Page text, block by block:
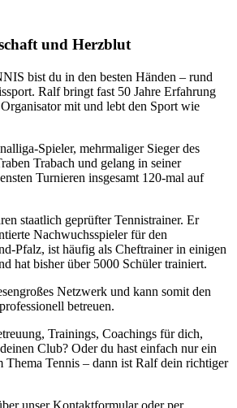
und Herzblut
bist du in den besten Händen – rund
Ralf bringt fast 50 Jahre Erfahrung
mit und lebt den Sport wie
Spieler, mehrmaliger Sieger des
Trabach und gelang in seiner
Turnieren insgesamt 120-mal auf
staatlich geprüfter Tennistrainer. Er
Nachwuchsspieler für den
Pfalz, ist häufig als Cheftrainer in einigen
hat bisher über 5000 Schüler trainiert.
Netzwerk und kann somit den
betreuen.
Trainings, Coachings für dich,
Club? Oder du hast einfach nur ein
Thema Tennis – dann ist Ralf dein richtiger